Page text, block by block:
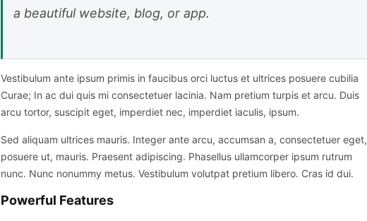
a beautiful website, blog, or app.
Vestibulum ante ipsum primis in faucibus orci luctus et ultrices posuere cubilia
Curae; In ac dui quis mi consectetuer lacinia. Nam pretium turpis et arcu. Duis
arcu tortor, suscipit eget, imperdiet nec, imperdiet iaculis, ipsum.
Sed aliquam ultrices mauris. Integer ante arcu, accumsan a, consectetuer eget,
posuere ut, mauris. Praesent adipiscing. Phasellus ullamcorper ipsum rutrum
nunc. Nunc nonummy metus. Vestibulum volutpat pretium libero. Cras id dui.
Powerful Features